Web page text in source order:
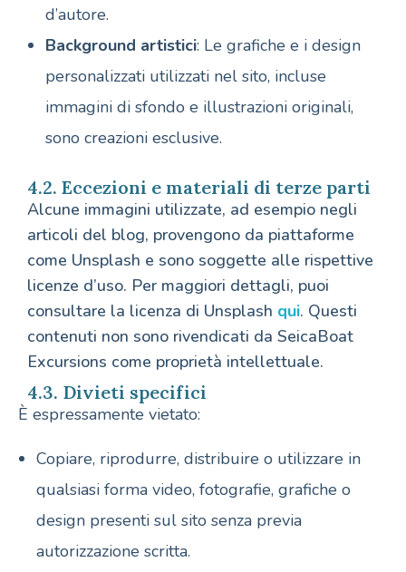
d’autore.
Background artistici: Le grafiche e i design
personalizzati utilizzati nel sito, incluse
immagini di sfondo e illustrazioni originali,
sono creazioni esclusive.
4.2. Eccezioni e materiali di terze parti
Alcune immagini utilizzate, ad esempio negli
articoli del blog, provengono da piattaforme
come Unsplash e sono soggette alle rispettive
licenze d’uso. Per maggiori dettagli, puoi
consultare la licenza di Unsplash qui. Questi
contenuti non sono rivendicati da SeicaBoat
Excursions come proprietà intellettuale.
4.3. Divieti specifici
È espressamente vietato:
Copiare, riprodurre, distribuire o utilizzare in
qualsiasi forma video, fotografie, grafiche o
design presenti sul sito senza previa
autorizzazione scritta.